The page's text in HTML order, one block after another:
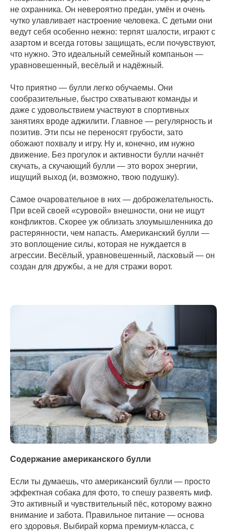
не охранника. Он невероятно предан, умён и очень
чутко улавливает настроение человека. С детьми они
ведут себя особенно нежно: терпят шалости, играют с
азартом и всегда готовы защищать, если почувствуют,
что нужно. Это идеальный семейный компаньон —
уравновешенный, весёлый и надёжный.
Что приятно — булли легко обучаемы. Они
сообразительные, быстро схватывают команды и
даже с удовольствием участвуют в спортивных
занятиях вроде аджилити. Главное — регулярность и
позитив. Эти псы не переносят грубости, зато
обожают похвалу и игру. Ну и, конечно, им нужно
движение. Без прогулок и активности булли начнёт
скучать, а скучающий булли — это ворох энергии,
ищущий выход (и, возможно, твою подушку).
Самое очаровательное в них — доброжелательность.
При всей своей «суровой» внешности, они не ищут
конфликтов. Скорее уж облизать злоумышленника до
растерянности, чем напасть. Американский булли —
это воплощение силы, которая не нуждается в
агрессии. Весёлый, уравновешенный, ласковый — он
создан для дружбы, а не для стражи ворот.
Содержание американского булли
Если ты думаешь, что американский булли — просто
эффектная собака для фото, то спешу развеять миф.
Это активный и чувствительный пёс, которому важно
внимание и забота. Правильное питание — основа
его здоровья. Выбирай корма премиум-класса, с